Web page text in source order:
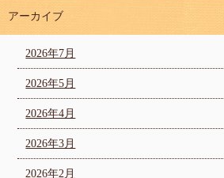
アーカイブ
2026年7月
2026年5月
2026年4月
2026年3月
2026年2月